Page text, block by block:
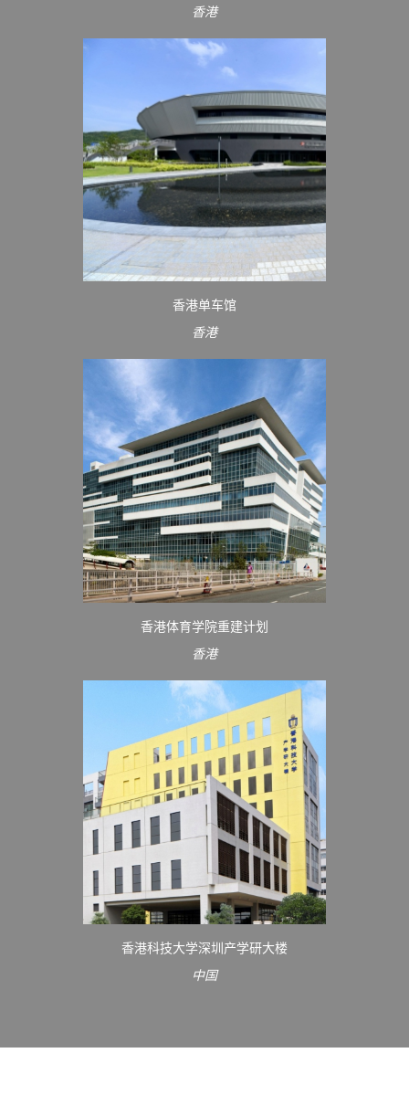
香港
香港单车馆
香港
香港体育学院重建计划
香港
香港科技大学深圳产学研大楼
中国